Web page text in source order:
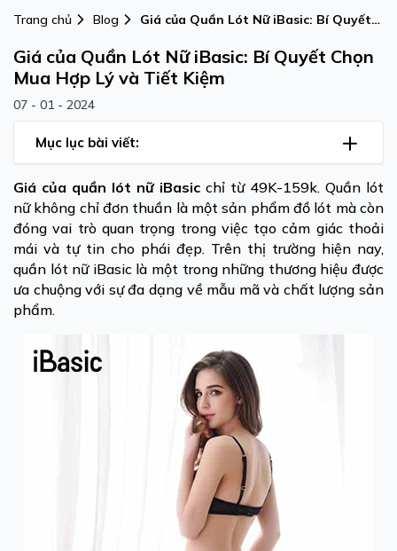
Trang chủ Blog
Giá của Quần Lót Nữ iBasic: Bí Quyết
Giá của Quần Lót Nữ iBasic: Bí Quyết Chọn
Mua Hợp Lý và Tiết Kiệm
07 - 01 - 2024
Mục lục bài viết:
Giá của quần lót nữ iBasic chỉ từ 49K-159k. Quần lót
nữ không chỉ đơn thuần là một sản phẩm đồ lót mà còn
đóng vai trò quan trọng trong việc tạo cảm giác thoải
mái và tự tin cho phái đẹp. Trên thị trường hiện nay,
quần lót nữ iBasic là một trong những thương hiệu được
ưa chuộng với sự đa dạng về mẫu mã và chất lượng sản
phẩm.